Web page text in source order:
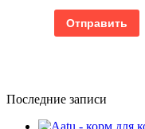
Последние записи